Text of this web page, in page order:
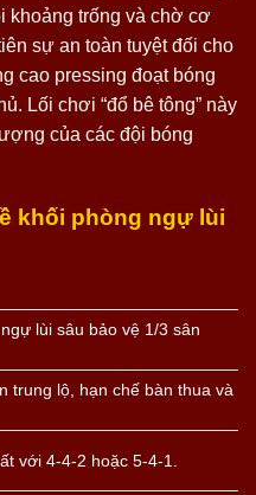
khoảng trống và chờ cơ
sự an toàn tuyệt đối cho
cao pressing đoạt bóng
Lối chơi “đổ bê tông” này
của các đội bóng
khối phòng ngự lùi
lùi sâu bảo vệ 1/3 sân
trung lộ, hạn chế bàn thua và
với 4-4-2 hoặc 5-4-1.